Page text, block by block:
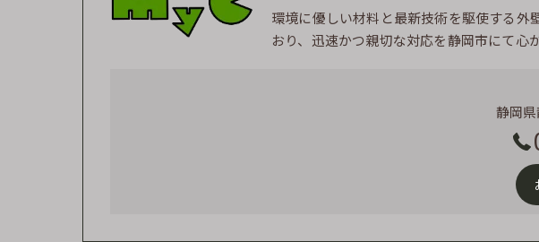
環境に優しい材料と最新技術を駆使する
おり、迅速かつ親切な対応を静岡市にて心
静岡